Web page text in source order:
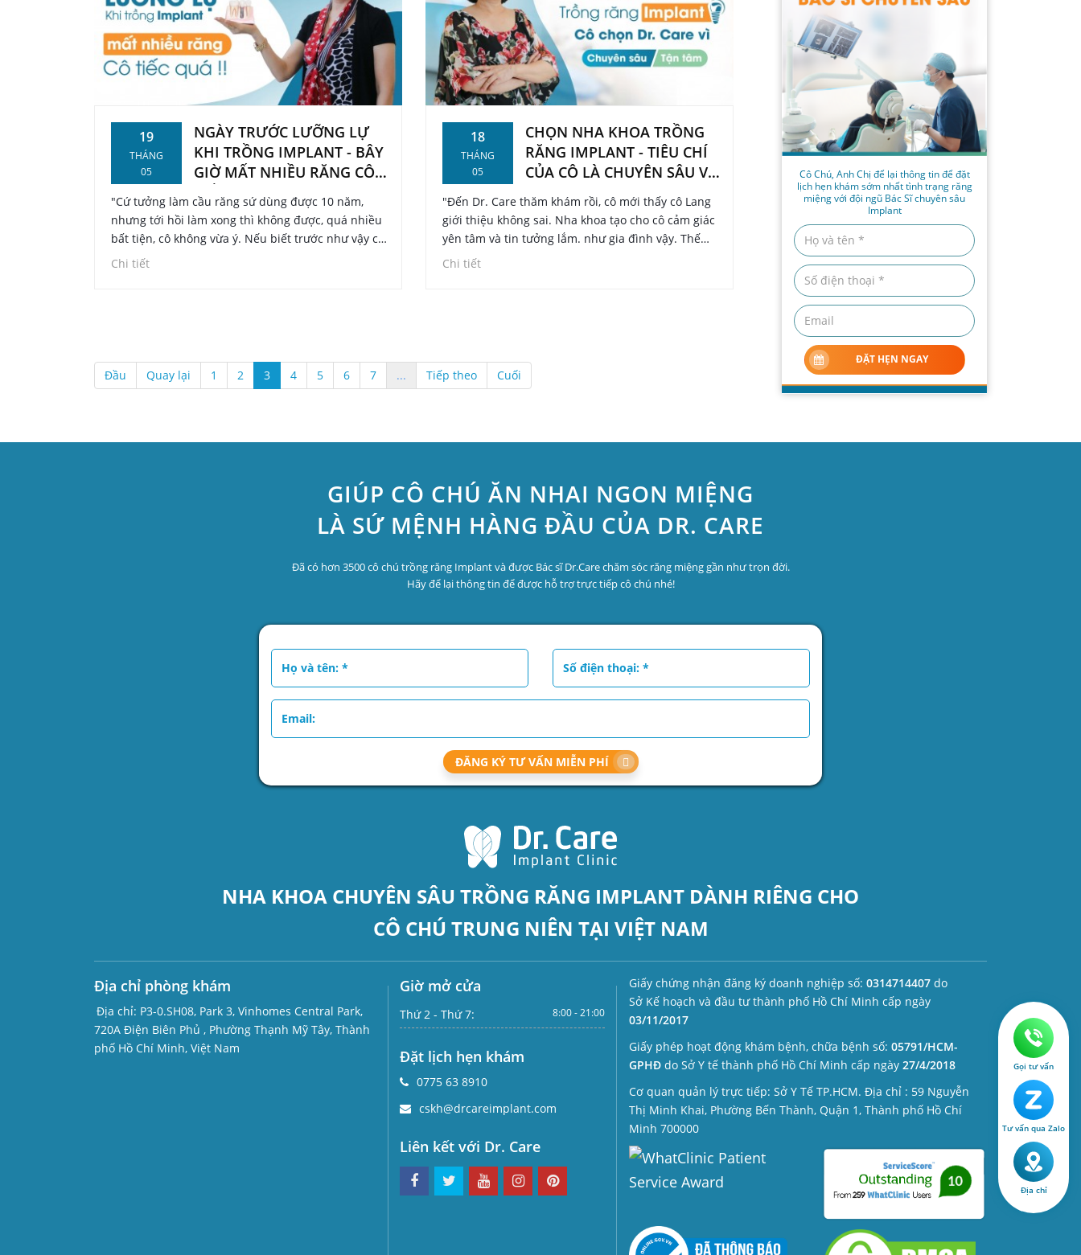
19
THÁNG
05
NGÀY TRƯỚC LƯỠNG LỰ
KHI TRỒNG IMPLANT - BÂY
GIỜ MẤT NHIỀU RĂNG CÔ
TIẾC QUÁ!
"Cứ tưởng làm cầu răng sứ dùng được 10 năm,
nhưng tới hồi làm xong thì không được, quá nhiều
bất tiện, cô không vừa ý. Nếu biết trước như vậy cô
đã trồng Implant sớm hơn.”
Chi tiết
18
THÁNG
05
CHỌN NHA KHOA TRỒNG
RĂNG IMPLANT - TIÊU CHÍ
CỦA CÔ LÀ CHUYÊN SÂU VÀ
TẬN TÂM
"Đến Dr. Care thăm khám rồi, cô mới thấy cô Lang
giới thiệu không sai. Nha khoa tạo cho cô cảm giác
yên tâm và tin tưởng lắm. như gia đình vậy. Thế
nên cô quyết định trồng Implant luôn tại Dr. Care
Chi tiết
Đầu Quay lại 1 2 3 4 5 6 7 ... Tiếp theo Cuối
Cô Chú, Anh Chị để lại thông tin để đặt
lịch hẹn khám sớm nhất tình trạng răng
miệng với đội ngũ Bác Sĩ chuyên sâu
Implant
ĐẶT HẸN NGAY
GIÚP CÔ CHÚ ĂN NHAI NGON MIỆNG
LÀ SỨ MỆNH HÀNG ĐẦU CỦA DR. CARE
Đã có hơn 3500 cô chú trồng răng Implant và được Bác sĩ Dr.Care chăm sóc răng miệng gần như trọn đời.
Hãy để lại thông tin để được hỗ trợ trực tiếp cô chú nhé!
ĐĂNG KÝ TƯ VẤN MIỄN PHÍ
NHA KHOA CHUYÊN SÂU TRỒNG RĂNG IMPLANT DÀNH RIÊNG CHO
CÔ CHÚ TRUNG NIÊN TẠI VIỆT NAM
Địa chỉ phòng khám
Địa chỉ: P3-0.SH08, Park 3, Vinhomes Central Park,
720A Điện Biên Phủ , Phường Thạnh Mỹ Tây, Thành
phố Hồ Chí Minh, Việt Nam
Giờ mở cửa
Thứ 2 - Thứ 7: 8:00 - 21:00
Đặt lịch hẹn khám
0775 63 8910
cskh@drcareimplant.com
Liên kết với Dr. Care
Giấy chứng nhận đăng ký doanh nghiệp số: 0314714407 do
Sở Kế hoạch và đầu tư thành phố Hồ Chí Minh cấp ngày
03/11/2017
Giấy phép hoạt động khám bệnh, chữa bệnh số: 05791/HCM-
GPHĐ do Sở Y tế thành phố Hồ Chí Minh cấp ngày 27/4/2018
Cơ quan quản lý trực tiếp: Sở Y Tế TP.HCM. Địa chỉ : 59 Nguyễn
Thị Minh Khai, Phường Bến Thành, Quận 1, Thành phố Hồ Chí
Minh 700000
Gọi tư vấn
Tư vấn qua Zalo
Địa chỉ